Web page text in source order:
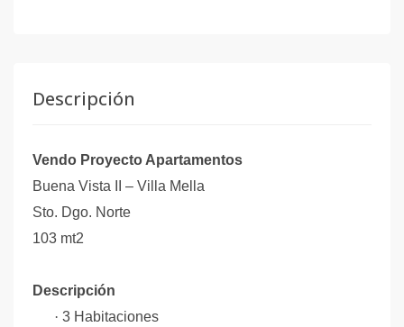
Descripción
Vendo Proyecto Apartamentos
Buena Vista II – Villa Mella
Sto. Dgo. Norte
103 mt2
Descripción
· 3 Habitaciones